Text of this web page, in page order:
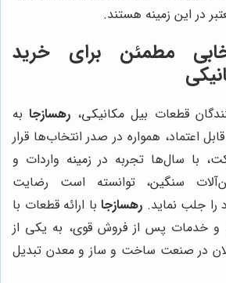
در این زمینه هستند.
مطمئن برای خرید
قطعات بیل مکانیکی، رهسازجابه
اعتماد، همواره در صدر انتخاب‌ها قرار
با سال‌ها تجربه در زمینه واردات و
سنگین، توانسته است رضایت
را جلب نماید. رهسازجا با ارائه قطعات با
و خدمات پس از فروش قوی، به یکی از
در صنعت ساخت و ساز و معدن تبدیل